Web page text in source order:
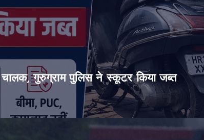
चालक, गुरुग्राम पुलिस ने स्कूटर किया जब्त